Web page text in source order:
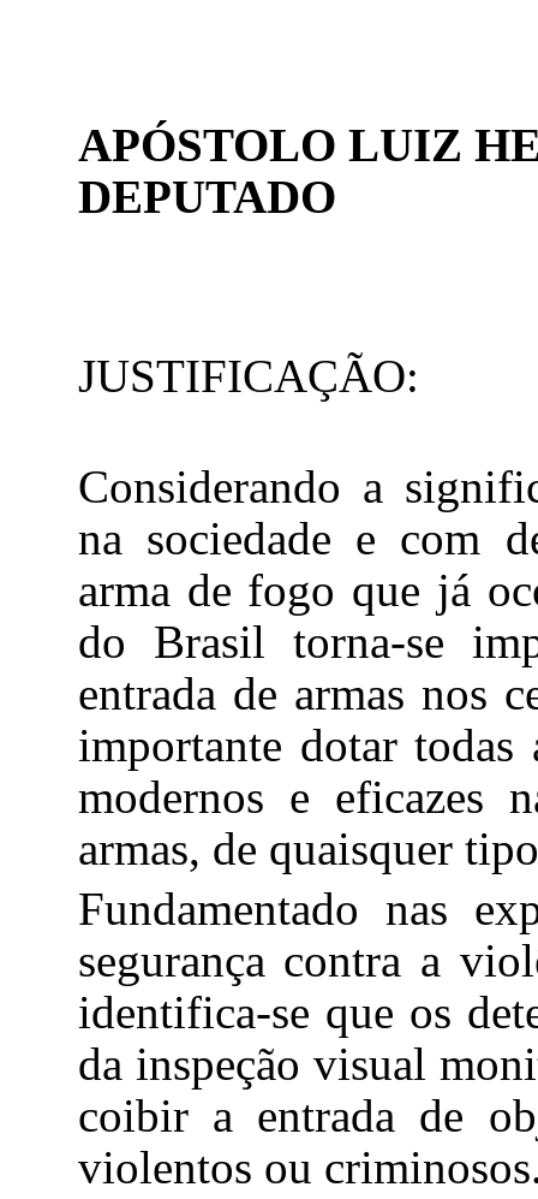
APÓSTOLO LUIZ
DEPUTADO
JUSTIFICAÇÃO:
Considerando a
na sociedade e com
arma de fogo que já
do Brasil torna-se
entrada de armas nos
importante dotar todas
modernos e eficazes
armas, de quaisquer
Fundamentado nas
segurança contra a
identifica-se que os
da inspeção visual
coibir a entrada de
violentos ou